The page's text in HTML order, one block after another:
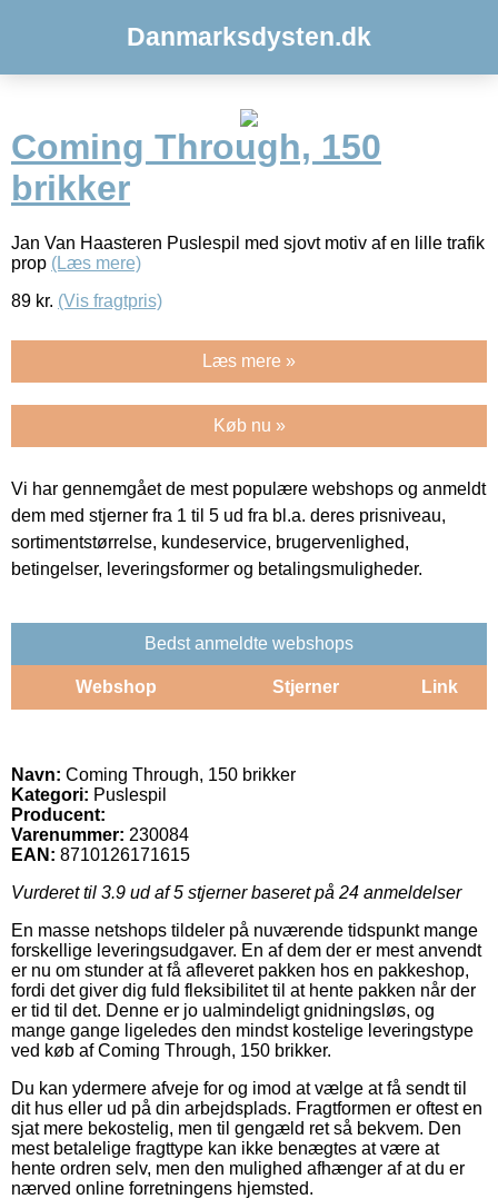
Danmarksdysten.dk
Coming Through, 150
brikker
Jan Van Haasteren Puslespil med sjovt motiv af en lille trafik
prop (Læs mere)
89 kr. (Vis fragtpris)
Læs mere »
Køb nu »
Vi har gennemgået de mest populære webshops og anmeldt
dem med stjerner fra 1 til 5 ud fra bl.a. deres prisniveau,
sortimentstørrelse, kundeservice, brugervenlighed,
betingelser, leveringsformer og betalingsmuligheder.
Bedst anmeldte webshops
Webshop Stjerner Link
Navn: Coming Through, 150 brikker
Kategori: Puslespil
Producent:
Varenummer: 230084
EAN: 8710126171615
Vurderet til 3.9 ud af 5 stjerner baseret på 24 anmeldelser
En masse netshops tildeler på nuværende tidspunkt mange
forskellige leveringsudgaver. En af dem der er mest anvendt
er nu om stunder at få afleveret pakken hos en pakkeshop,
fordi det giver dig fuld fleksibilitet til at hente pakken når der
er tid til det. Denne er jo ualmindeligt gnidningsløs, og
mange gange ligeledes den mindst kostelige leveringstype
ved køb af Coming Through, 150 brikker.
Du kan ydermere afveje for og imod at vælge at få sendt til
dit hus eller ud på din arbejdsplads. Fragtformen er oftest en
sjat mere bekostelig, men til gengæld ret så bekvem. Den
mest betalelige fragttype kan ikke benægtes at være at
hente ordren selv, men den mulighed afhænger af at du er
nærved online forretningens hjemsted.